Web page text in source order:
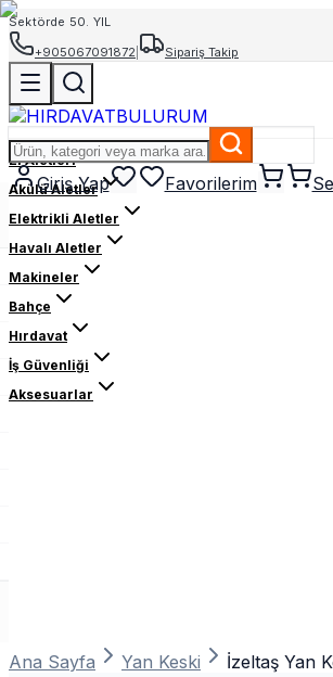
Sektörde 50. YIL
+905067091872
Sipariş Takip
Giriş Yap Favorilerim
El Aletleri
Akülü Aletler
Elektrikli Aletler
Havalı Aletler
Makineler
Bahçe
Hırdavat
İş Güvenliği
Aksesuarlar
Ana Sayfa Yan Keski İzeltaş Yan